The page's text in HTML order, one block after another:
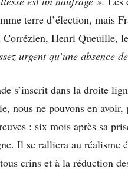
terre d’élection, mais
Corrézien, Henri Queuille,
urgent qu’une absence
s’inscrit dans la droite
nous ne pouvons en
: six mois après sa
Il se ralliera au réalisme
crins et à la réduction